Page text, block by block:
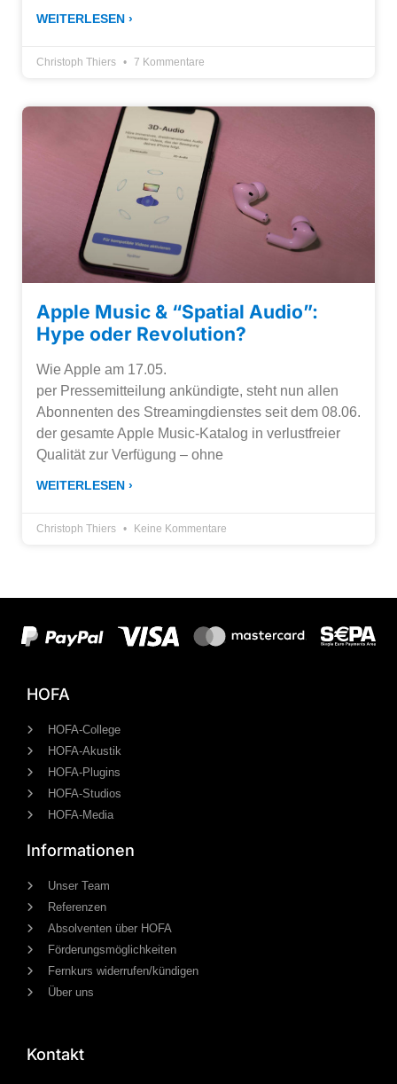
WEITERLESEN ›
Christoph Thiers 7 Kommentare
Apple Music & “Spatial Audio”:
Hype oder Revolution?
Wie Apple am 17.05.
per Pressemitteilung ankündigte, steht nun allen
Abonnenten des Streamingdienstes seit dem 08.06.
der gesamte Apple Music-Katalog in verlustfreier
Qualität zur Verfügung – ohne
WEITERLESEN ›
Christoph Thiers Keine Kommentare
HOFA
HOFA-College
HOFA-Akustik
HOFA-Plugins
HOFA-Studios
HOFA-Media
Informationen
Unser Team
Referenzen
Absolventen über HOFA
Förderungsmöglichkeiten
Fernkurs widerrufen/kündigen
Über uns
Kontakt